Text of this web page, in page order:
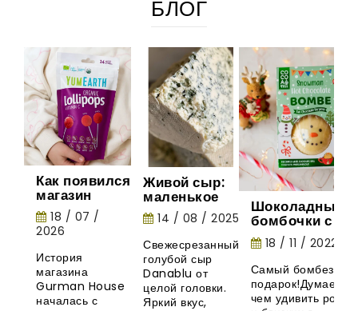
БЛОГ
Как появился
магазин
Gurman
House:
история
органических
леденцов
YumEarth
18 / 07 /
2026
История
магазина
Gurman House
началась с
Живой сыр:
маленькое
шоу природы
14 / 08 / 2025
Свежесрезанный
голубой сыр
Danablu от
целой головки.
Яркий вкус,
Шоколадные
бомбочки с
маршмеллоу -
необычная
новинка из
18 / 11 / 2022
Самый бомбезный
подарок!Думаете,
чем удивить